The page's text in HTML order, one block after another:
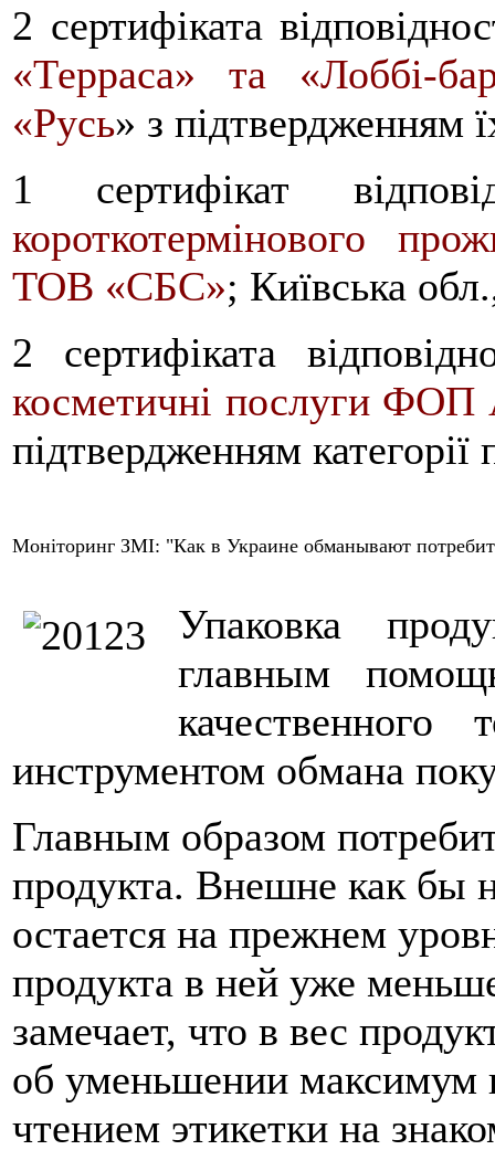
2 сертифіката
«Терраса» та «Лоббі-
«Русь» з підтвердженням
1 сертифікат
короткотермінового
ТОВ «СБС»; Київська
2 сертифіката
косметичні послуги
підтвердженням категорії
Моніторинг ЗМІ: "Как в Украине обманывают
Упаковка
главным
инструментом обмана
Главным образом
продукта. Внешне как бы
остается на прежнем
продукта в ней уже
замечает, что в вес
об уменьшении максимум
чтением этикетки на